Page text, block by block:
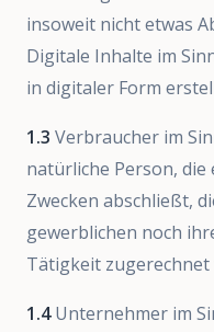
insoweit nicht etwas
Digitale Inhalte im
in digitaler Form
1.3 Verbraucher im
natürliche Person, die
Zwecken abschließt,
gewerblichen noch
Tätigkeit
1.4Unternehmer im